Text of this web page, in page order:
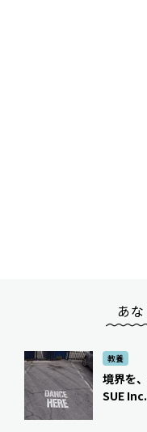
あ
教養
境界を
SUE